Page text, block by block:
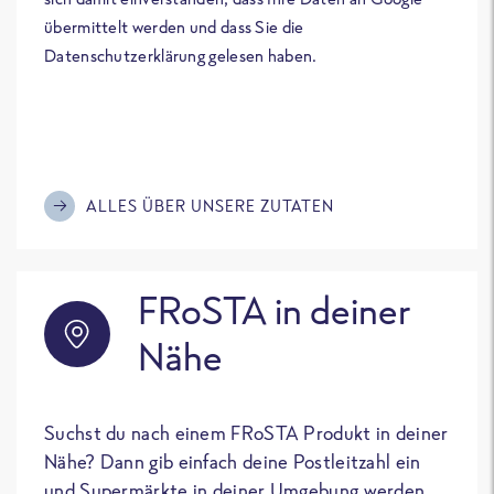
übermittelt werden und dass Sie die
Datenschutzerklärung gelesen haben.
ALLES ÜBER UNSERE ZUTATEN
FRoSTA in deiner
Nähe
Suchst du nach einem FRoSTA Produkt in deiner
Nähe? Dann gib einfach deine Postleitzahl ein